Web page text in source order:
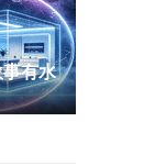
有水